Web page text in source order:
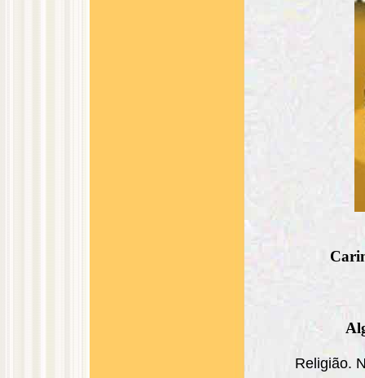
Religião.